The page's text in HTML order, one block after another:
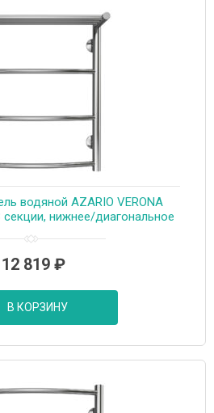
водяной AZARIO VERONA
секции, нижнее/диагональное
12 819 ₽
В КОРЗИНУ